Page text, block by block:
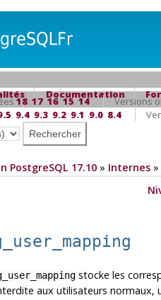
Documentation
18 17 16 15 14
Versions
9.4 9.3 9.2 9.1 9.0 8.4
PostgreSQL 17.10» Internes»
stocke les
aux utilisateurs normaux,